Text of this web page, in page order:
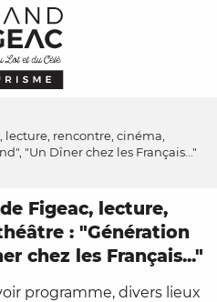
lecture, rencontre, cinéma,
"Un Dîner chez les Français..."
Figeac, lecture,
: "Génération
chez les Français..."
programme, divers lieux